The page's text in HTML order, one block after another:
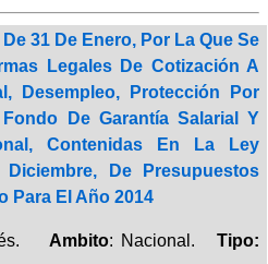
31 De Enero, Por La Que Se
Legales De Cotización A
Desempleo, Protección Por
De Garantía Salarial Y
Contenidas En La Ley
De Presupuestos
Para El Año 2014
Ambito: Nacional.Tipo: